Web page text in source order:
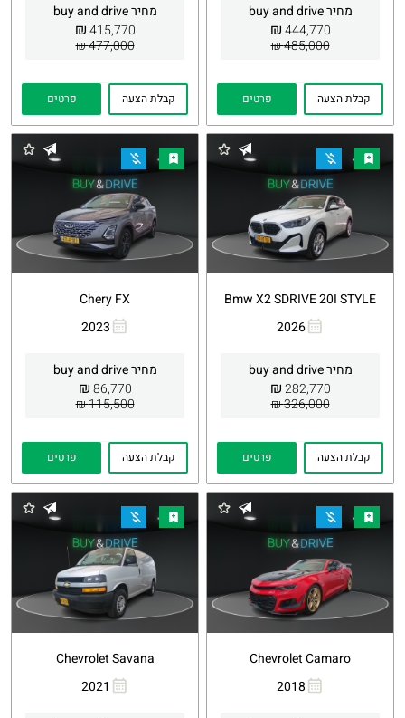
מחיר buy and drive
444,770
₪
485,000 ₪
קבלת הצעה פרטים
מחיר buy and drive
415,770
₪
477,000 ₪
קבלת הצעה פרטים
Bmw X2 SDRIVE 20I STYLE
2026
מחיר buy and drive
282,770
₪
326,000 ₪
Whatsapp
קבלת הצעה פרטים
Chery FX
2023
מחיר buy and drive
86,770
₪
115,500 ₪
Whatsapp
קבלת הצעה פרטים
Chevrolet Camaro
2018
Whatsapp
Chevrolet Savana
2021
Whatsapp